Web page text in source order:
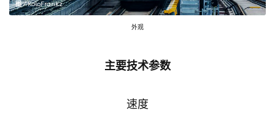
图 / KoloFrankz
外观
主要技术参数
速度